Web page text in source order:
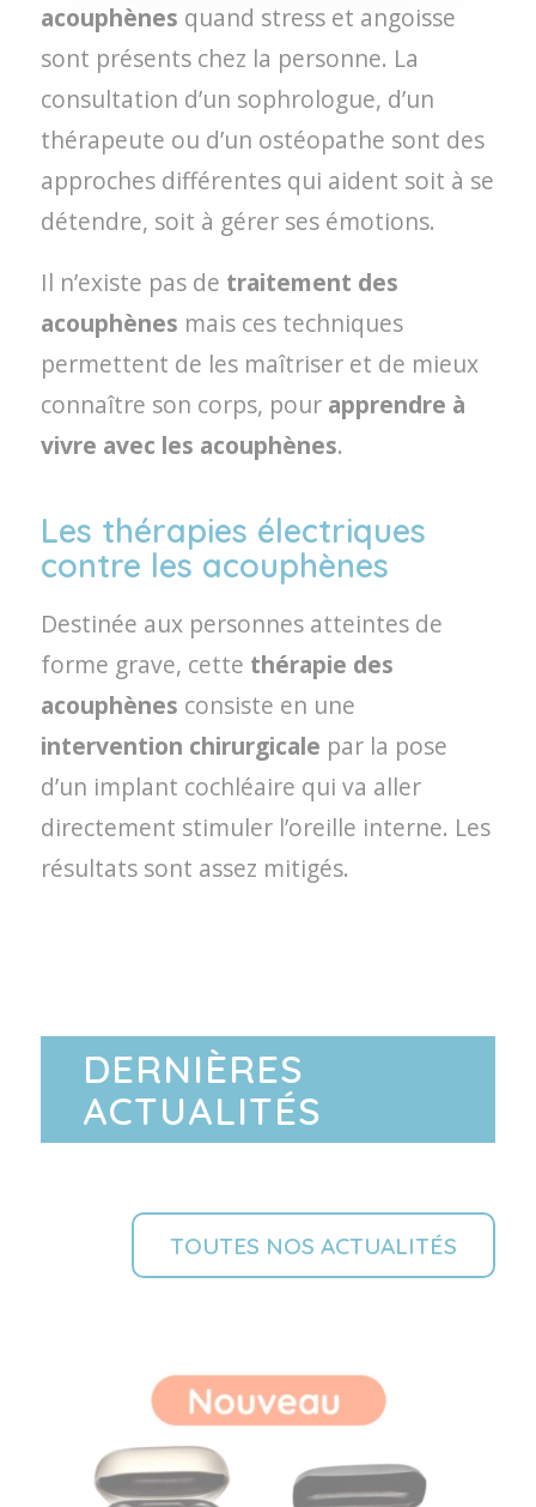
acouphènes quand stress et angoisse
sont présents chez la personne. La
consultation d’un sophrologue, d’un
thérapeute ou d’un ostéopathe sont des
approches différentes qui aident soit à se
détendre, soit à gérer ses émotions.
Il n’existe pas de traitement des
acouphènes mais ces techniques
permettent de les maîtriser et de mieux
connaître son corps, pour apprendre à
vivre avec les acouphènes.
Les thérapies électriques
contre les acouphènes
Destinée aux personnes atteintes de
forme grave, cette thérapie des
acouphènes consiste en une
intervention chirurgicale par la pose
d’un implant cochléaire qui va aller
directement stimuler l’oreille interne. Les
résultats sont assez mitigés.
DERNIÈRES
ACTUALITÉS
TOUTES NOS ACTUALITÉS